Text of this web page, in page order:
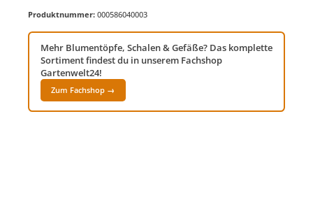
Produktnummer: 000586040003
Mehr Blumentöpfe, Schalen & Gefäße? Das komplette
Sortiment findest du in unserem Fachshop
Gartenwelt24!
Zum Fachshop →